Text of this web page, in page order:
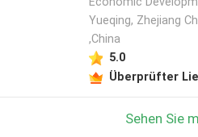
Yueqing, Zhejiang
,China
5.0
Überprüfter
Sehen Sie